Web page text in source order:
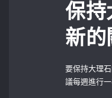
保持
新的
要保持大理
議每週進行